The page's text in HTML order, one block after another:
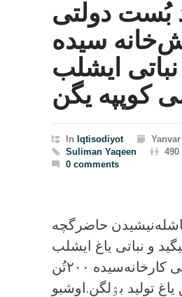
بُست دولتی
سیده
ایشلب
کوپپه یگن
In Iqtisodiyot
Suliman Yaqeen
490
0 comments
حاضرگچه
چیقاریش دولتی کارخانه‌سیده ۲۰۰تُن
تولید بۉلگن.اوشبو